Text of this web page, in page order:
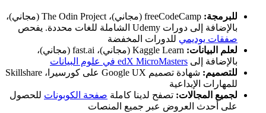
للبرمجة:
freeCodeCamp (مجاني)، The Odin Project (مجاني)،
بالإضافة إلى دورات Udemy الشاملة للغات محددة. يفحص
صفقات يوديمي للدورات المخفضة
لعلم البيانات:
Kaggle Learn (مجاني)، fast.ai (مجاني)،
بالإضافة إلى edX MicroMasters في علوم البيانات
للتصميم:
شهادة تصميم Google UX على كورسيرا، Skillshare
للمهارات الإبداعية
لجميع المجالات: تصفح لدينا كاملة صفحة الكوبونات للحصول
على أحدث العروض عبر جميع المنصات